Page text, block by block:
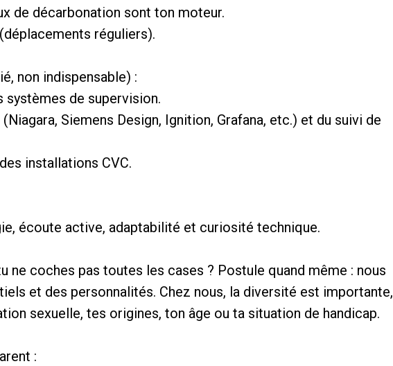
de décarbonation sont ton moteur.
réguliers).
non indispensable) :
systèmes de supervision.
Siemens Design, Ignition, Grafana, etc.) et du suivi de
installations CVC.
écoute active, adaptabilité et curiosité technique.
ne coches pas toutes les cases ? Postule quand même : nous
et des personnalités. Chez nous, la diversité est importante,
sexuelle, tes origines, ton âge ou ta situation de handicap.
: